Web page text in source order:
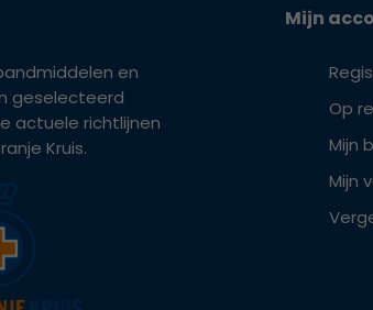
en
geselecteerd
actuele richtlijnen
Kruis.
Mijn
Op
Mijn
Mijn